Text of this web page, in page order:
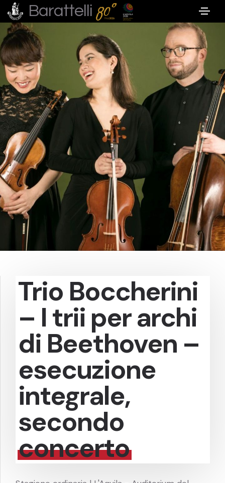
Barattelli
Trio Boccherini
– I trii per archi
di Beethoven –
esecuzione
integrale,
secondo
concerto